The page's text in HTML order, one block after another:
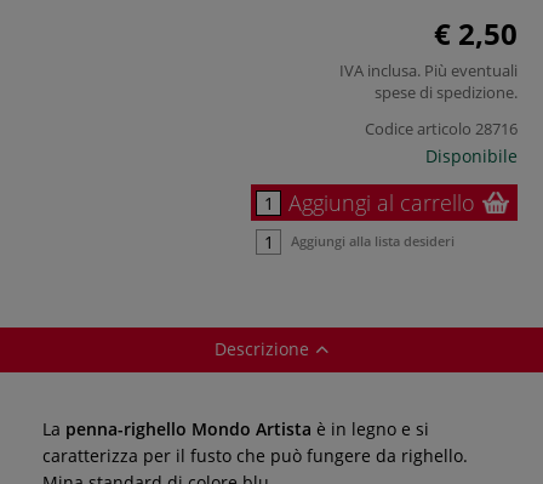
€ 2,50
IVA inclusa. Più eventuali
spese di spedizione.
Codice articolo 28716
Disponibile
Aggiungi al carrello
Aggiungi alla lista desideri
Descrizione
La penna-righello Mondo Artista è in legno e si
caratterizza per il fusto che può fungere da righello.